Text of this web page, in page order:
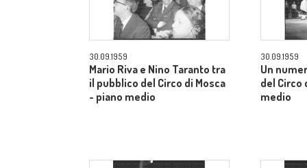
30.09.1959
Mario Riva e Nino Taranto tra
il pubblico del Circo di Mosca
- piano medio
30.09.1959
Un
del Circo
medio